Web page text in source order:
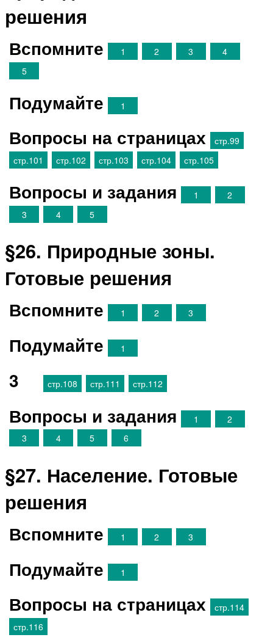
решения
Вспомните 1 2 3
4
5
Подумайте 1
Вопросы на страницах
стр.99
стр.101
стр.102 стр.103 стр.104 стр.105
Вопросы и задания 1
2
3
4 5
§26. Природные зоны.
Готовые решения
Вспомните 1 2 3
Подумайте 1
3 стр.108 стр.111 стр.112
Вопросы и задания 1
2
3
4 5 6
§27. Население. Готовые
решения
Вспомните 1 2 3
Подумайте 1
Вопросы на страницах
стр.114
стр.116